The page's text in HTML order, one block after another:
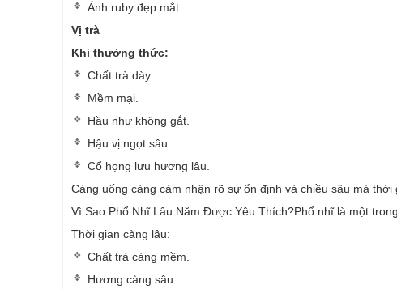
Ánh ruby đẹp mắt.
Vị trà
Khi thưởng thức:
Chất trà dày.
Mềm mại.
Hầu như không gắt.
Hậu vị ngọt sâu.
Cổ họng lưu hương lâu.
Càng uống càng cảm nhận rõ sự ổn định và chiều sâu mà thời
Vì Sao Phổ Nhĩ Lâu Năm Được Yêu Thích?Phổ nhĩ là một
Thời gian càng lâu:
Chất trà càng mềm.
Hương càng sâu.